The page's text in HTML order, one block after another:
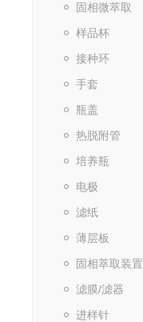
固相微萃取
样品杯
接种环
手套
瓶盖
热脱附管
培养瓶
电极
滤纸
薄层板
固相萃取装置
滤膜/滤器
进样针